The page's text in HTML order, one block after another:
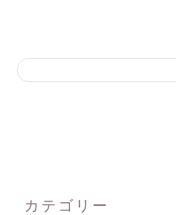
カテゴリー